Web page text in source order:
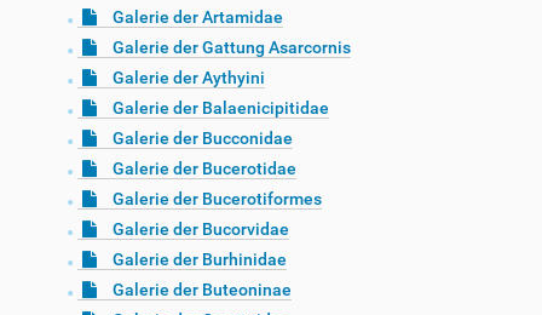
Galerie der Artamidae
Galerie der Gattung Asarcornis
Galerie der Aythyini
Galerie der Balaenicipitidae
Galerie der Bucconidae
Galerie der Bucerotidae
Galerie der Bucerotiformes
Galerie der Bucorvidae
Galerie der Burhinidae
Galerie der Buteoninae